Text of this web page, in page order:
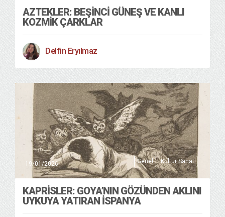
AZTEKLER: BEŞINCI GÜNEŞ VE KANLI
KOZMIK ÇARKLAR
Delfin Eryılmaz
Genel Kültür Sanat
19/01/2026
KAPRISLER: GOYA’NIN GÖZÜNDEN AKLINI
UYKUYA YATIRAN İSPANYA